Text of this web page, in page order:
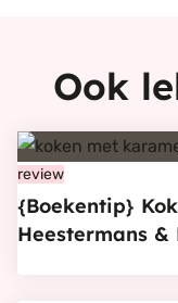
Ook
Bekijk
{Boekentip}
Koken
met
review
{Boekentip}
Heestermans